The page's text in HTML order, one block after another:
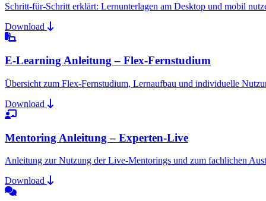
Schritt-für-Schritt erklärt: Lernunterlagen am Desktop und mobil
Download
E-Learning Anleitung – Flex-Fernstudium
Übersicht zum Flex-Fernstudium, Lernaufbau und individuelle
Download
Mentoring Anleitung – Experten-Live
Anleitung zur Nutzung der Live-Mentorings und zum fachlichen
Download